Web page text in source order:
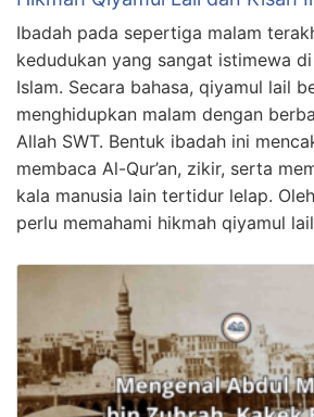
Ibadah pada sepertiga malam
kedudukan yang sangat istimewa
Islam. Secara bahasa, qiyamul lail
menghidupkan malam dengan
Allah SWT. Bentuk ibadah ini
membaca Al-Qur’an, zikir, serta
kala manusia lain tertidur lelap.
perlu memahami hikmah qiyamul